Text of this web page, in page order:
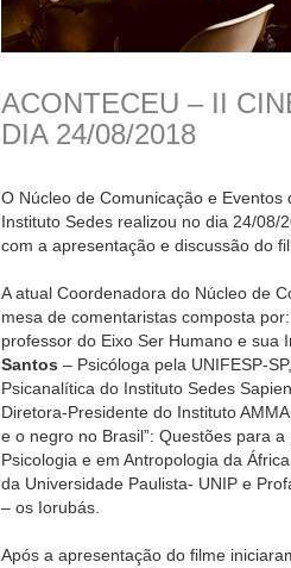
ACONTECEU – II
DIA 24/08/2018
O Núcleo de Comunicação e
Instituto Sedes realizou no dia 24/08/
com a apresentação e discussão do
A atual Coordenadora do Núcleo de
mesa de comentaristas composta por:
professor do Eixo Ser Humano e sua
Santos – Psicóloga pela UNIFESP-
Psicanalítica do Instituto Sedes
Diretora-Presidente do Instituto
e o negro no Brasil”: Questões para a
Psicologia e em Antropologia da
da Universidade Paulista- UNIP e
– os Iorubás.
Após a apresentação do filme